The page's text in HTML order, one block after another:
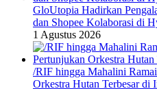
GloUtopia Hadirkan
dan Shopee Kolaborasi di
1 Agustus 2026
/RIF hingga Mahalini
Orkestra Hutan Terbesar di